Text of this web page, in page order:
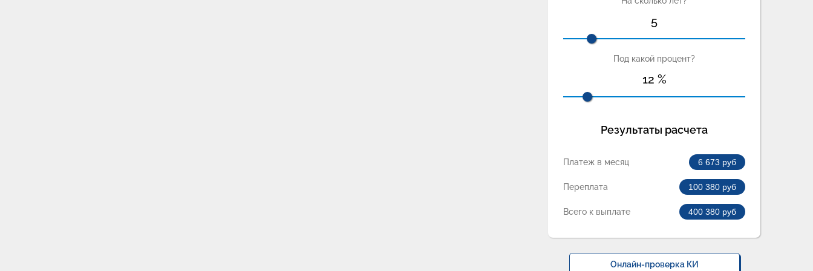
5
Под какой процент?
12 %
Результаты расчета
Платеж в месяц 6 673 руб
Переплата 100 380 руб
Всего к выплате 400 380 руб
Онлайн-проверка КИ